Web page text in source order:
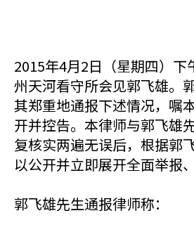
2015年4月2日（星期四）下
州天河看守所会见郭飞雄。
其郑重地通报下述情况，嘱
开并控告。本律师与郭飞雄
复核实两遍无误后，根据郭
以公开并立即展开全面举报
郭飞雄先生通报律师称：